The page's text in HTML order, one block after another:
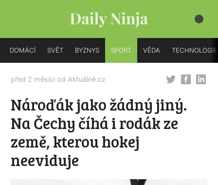
DOMÁCÍ SVĚT BYZNYS SPORT VĚDA TECHNOLOGIE
před 2 měsíci od Aktuálně.cz
Nároďák jako žádný jiný.
Na Čechy číhá i rodák ze
země, kterou hokej
neeviduje